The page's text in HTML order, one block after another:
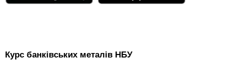
Курс банківських металів НБУ